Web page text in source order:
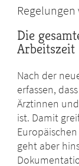
Die
Arbeitszeit
Nach der
erfassen,
Ärztinnen
ist. Damit
geht aber